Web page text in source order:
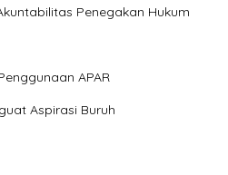
Penegakan Hukum
APAR
Aspirasi Buruh